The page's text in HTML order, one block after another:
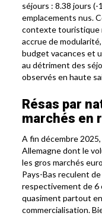
séjours : 8.38 jours (-
emplacements nus.
contexte touristique
accrue de
budget vacances et
au détriment des
observés en haute
Résas par
marchés en
A fin décembre 2025,
Allemagne dont le
les gros marchés
Pays-Bas reculent
respectivement de 6
quasiment partout
commercialisation.